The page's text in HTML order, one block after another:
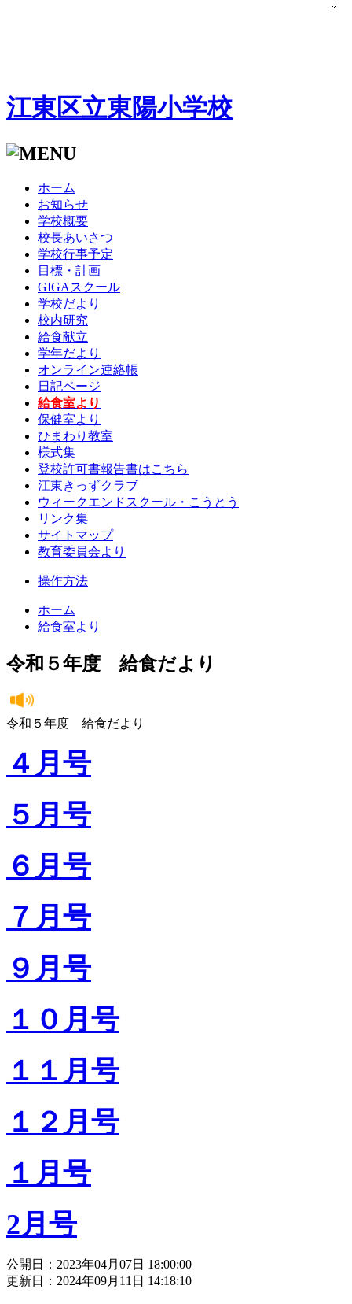
江東区立東陽小学校
ホーム
お知らせ
学校概要
校長あいさつ
学校行事予定
目標・計画
GIGAスクール
学校だより
校内研究
給食献立
学年だより
オンライン連絡帳
日記ページ
給食室より
保健室より
ひまわり教室
様式集
登校許可書報告書はこちら
江東きっずクラブ
ウィークエンドスクール・こうとう
リンク集
サイトマップ
教育委員会より
操作方法
ホーム
給食室より
令和５年度 給食だより
令和５年度 給食だより
４月号
５月号
６月号
７月号
９月号
１０月号
１１月号
１２月号
１月号
2月号
公開日：2023年04月07日 18:00:00
更新日：2024年09月11日 14:18:10